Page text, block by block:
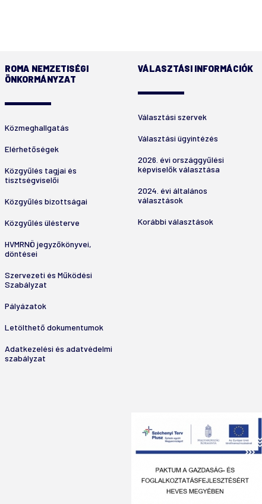
ROMA NEMZETISÉGI
ÖNKORMÁNYZAT
Közmeghallgatás
Elérhetőségek
Közgyűlés tagjai és
tisztségviselői
Közgyűlés bizottságai
Közgyűlés ülésterve
HVMRNÖ jegyzőkönyvei,
döntései
Szervezeti és Működési
Szabályzat
Pályázatok
Letölthető dokumentumok
Adatkezelési és adatvédelmi
szabályzat
VÁLASZTÁSI INFORMÁCIÓK
Választási szervek
Választási ügyintézés
2026. évi országgyűlési
képviselők választása
2024. évi általános
választások
Korábbi választások